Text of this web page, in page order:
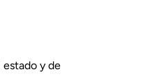
estado y de